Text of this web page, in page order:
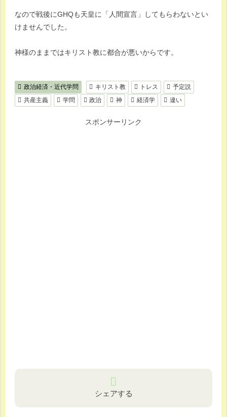
なので戦後にGHQも天皇に「人間宣言」してもらわないとい
けませんでした。
神様のままではキリスト教に都合が悪いからです。
政治経済・近代学問 キリスト教 トレス
予定説
共産主義
学問 政治 神 経済学 違い
スポンサーリンク
シェアする